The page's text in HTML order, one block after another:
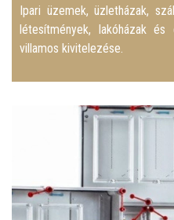
Ipari üzemek, üzletházak,
létesítmények, lakóházak
villamos kivitelezése.